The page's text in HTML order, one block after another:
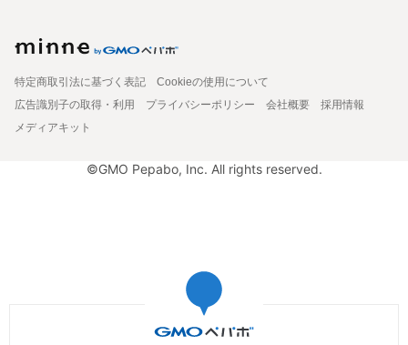
特定商取引法に基づく表記
Cookieの使用について
広告識別子の取得・利用
プライバシーポリシー 会社概要
採用情報
メディアキット
©GMO Pepabo, Inc. All rights reserved.